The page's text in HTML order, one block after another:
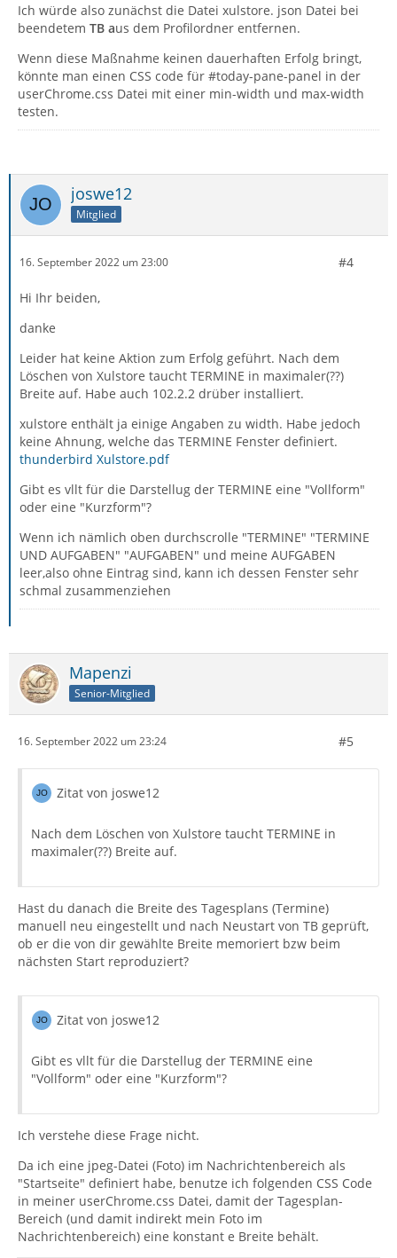
Ich würde also zunächst die Datei xulstore. json Datei bei
beendetem TB aus dem Profilordner entfernen.
Wenn diese Maßnahme keinen dauerhaften Erfolg bringt,
könnte man einen CSS code für #today-pane-panel in der
userChrome.css Datei mit einer min-width und max-width
testen.
joswe12
Mitglied
16. September 2022 um 23:00 #4
Hi Ihr beiden,
danke
Leider hat keine Aktion zum Erfolg geführt. Nach dem
Löschen von Xulstore taucht TERMINE in maximaler(??)
Breite auf. Habe auch 102.2.2 drüber installiert.
xulstore enthält ja einige Angaben zu width. Habe jedoch
keine Ahnung, welche das TERMINE Fenster definiert.
thunderbird Xulstore.pdf
Gibt es vllt für die Darstellug der TERMINE eine "Vollform"
oder eine "Kurzform"?
Wenn ich nämlich oben durchscrolle "TERMINE" "TERMINE
UND AUFGABEN" "AUFGABEN" und meine AUFGABEN
leer,also ohne Eintrag sind, kann ich dessen Fenster sehr
schmal zusammenziehen
Mapenzi
Senior-Mitglied
16. September 2022 um 23:24 #5
Zitat von joswe12
Nach dem Löschen von Xulstore taucht TERMINE in
maximaler(??) Breite auf.
Hast du danach die Breite des Tagesplans (Termine)
manuell neu eingestellt und nach Neustart von TB geprüft,
ob er die von dir gewählte Breite memoriert bzw beim
nächsten Start reproduziert?
Zitat von joswe12
Gibt es vllt für die Darstellug der TERMINE eine
"Vollform" oder eine "Kurzform"?
Ich verstehe diese Frage nicht.
Da ich eine jpeg-Datei (Foto) im Nachrichtenbereich als
"Startseite" definiert habe, benutze ich folgenden CSS Code
in meiner userChrome.css Datei, damit der Tagesplan-
Bereich (und damit indirekt mein Foto im
Nachrichtenbereich) eine konstant e Breite behält.